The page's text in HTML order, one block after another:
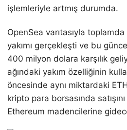
işlemleriyle artmış durumda.
OpenSea varıtasıyla
yakımı gerçekleşti ve bu
400 milyon dolara karşılık
ağındaki yakım özelliğinin
öncesinde aynı miktardaki
kripto para borsasında
Ethereum madencilerine